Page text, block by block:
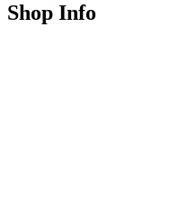
Shop Info